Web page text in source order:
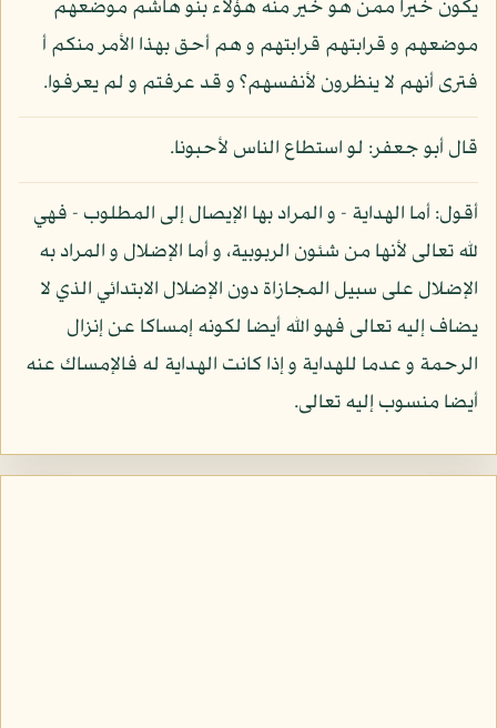
يكون خيرا ممن هو خير منه هؤلاء بنو هاشم موضعهم
موضعهم و قرابتهم قرابتهم و هم أحق بهذا الأمر منكم أ
فترى أنهم لا ينظرون لأنفسهم؟ و قد عرفتم و لم يعرفوا.
قال أبو جعفر: لو استطاع الناس لأحبونا.
أقول: أما الهداية - و المراد بها الإيصال إلى المطلوب - فهي
لله تعالى لأنها من شئون الربوبية، و أما الإضلال و المراد به
الإضلال على سبيل المجازاة دون الإضلال الابتدائي الذي لا
يضاف إليه تعالى فهو الله أيضا لكونه إمساكا عن إنزال
الرحمة و عدما للهداية و إذا كانت الهداية له فالإمساك عنه
أيضا منسوب إليه تعالى.